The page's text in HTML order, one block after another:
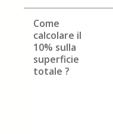
Come
calcolare il
10% sulla
superficie
totale ?